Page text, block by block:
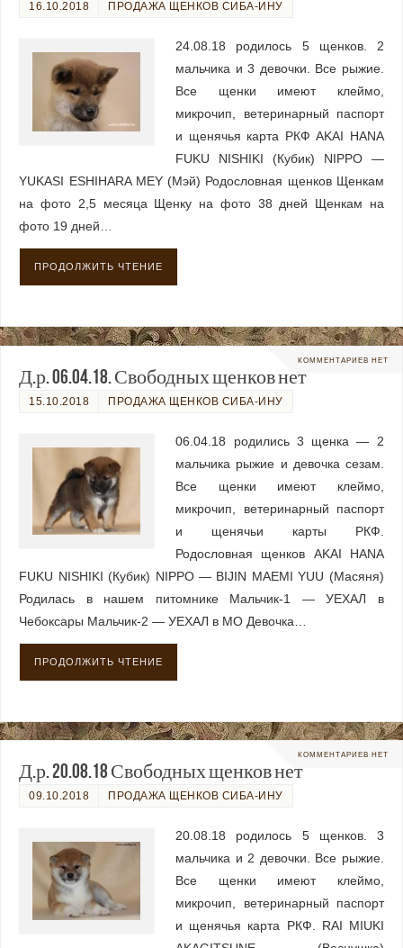
16.10.2018 ПРОДАЖА ЩЕНКОВ СИБА-ИНУ
24.08.18 родилось 5 щенков. 2
мальчика и 3 девочки. Все рыжие.
Все щенки имеют клеймо,
микрочип, ветеринарный паспорт
и щенячья карта РКФ AKAI HANA
FUKU NISHIKI (Кубик) NIPPO —
YUKASI ESHIHARA MEY (Мэй) Родословная щенков Щенкам
на фото 2,5 месяца Щенку на фото 38 дней Щенкам на
фото 19 дней…
ПРОДОЛЖИТЬ ЧТЕНИЕ
КОММЕНТАРИЕВ НЕТ
Д.р. 06.04.18. Свободных щенков нет
15.10.2018 ПРОДАЖА ЩЕНКОВ СИБА-ИНУ
06.04.18 родились 3 щенка — 2
мальчика рыжие и девочка сезам.
Все щенки имеют клеймо,
микрочип, ветеринарный паспорт
и щенячьи карты РКФ.
Родословная щенков AKAI HANA
FUKU NISHIKI (Кубик) NIPPO — BIJIN MAEMI YUU (Масяня)
Родилась в нашем питомнике Мальчик-1 — УЕХАЛ в
Чебоксары Мальчик-2 — УЕХАЛ в МО Девочка…
ПРОДОЛЖИТЬ ЧТЕНИЕ
КОММЕНТАРИЕВ НЕТ
Д.р. 20.08.18 Свободных щенков нет
09.10.2018 ПРОДАЖА ЩЕНКОВ СИБА-ИНУ
20.08.18 родилось 5 щенков. 3
мальчика и 2 девочки. Все рыжие.
Все щенки имеют клеймо,
микрочип, ветеринарный паспорт
и щенячья карта РКФ. RAI MIUKI